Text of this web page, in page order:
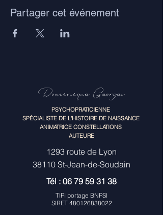
Partager cet événement
Dominique Georges
PSYCHOPRATICIENNE
SPÉCIALISTE DE L'HISTOIRE DE NAISSANCE
ANIMATRICE CONSTELLATIONS
AUTEURE
1293 route de Lyon
38110 St-Jean-de-Soudain
Tél : 06 79 59 31 38
TIPI portage BNPSI
SIRET 480126838022